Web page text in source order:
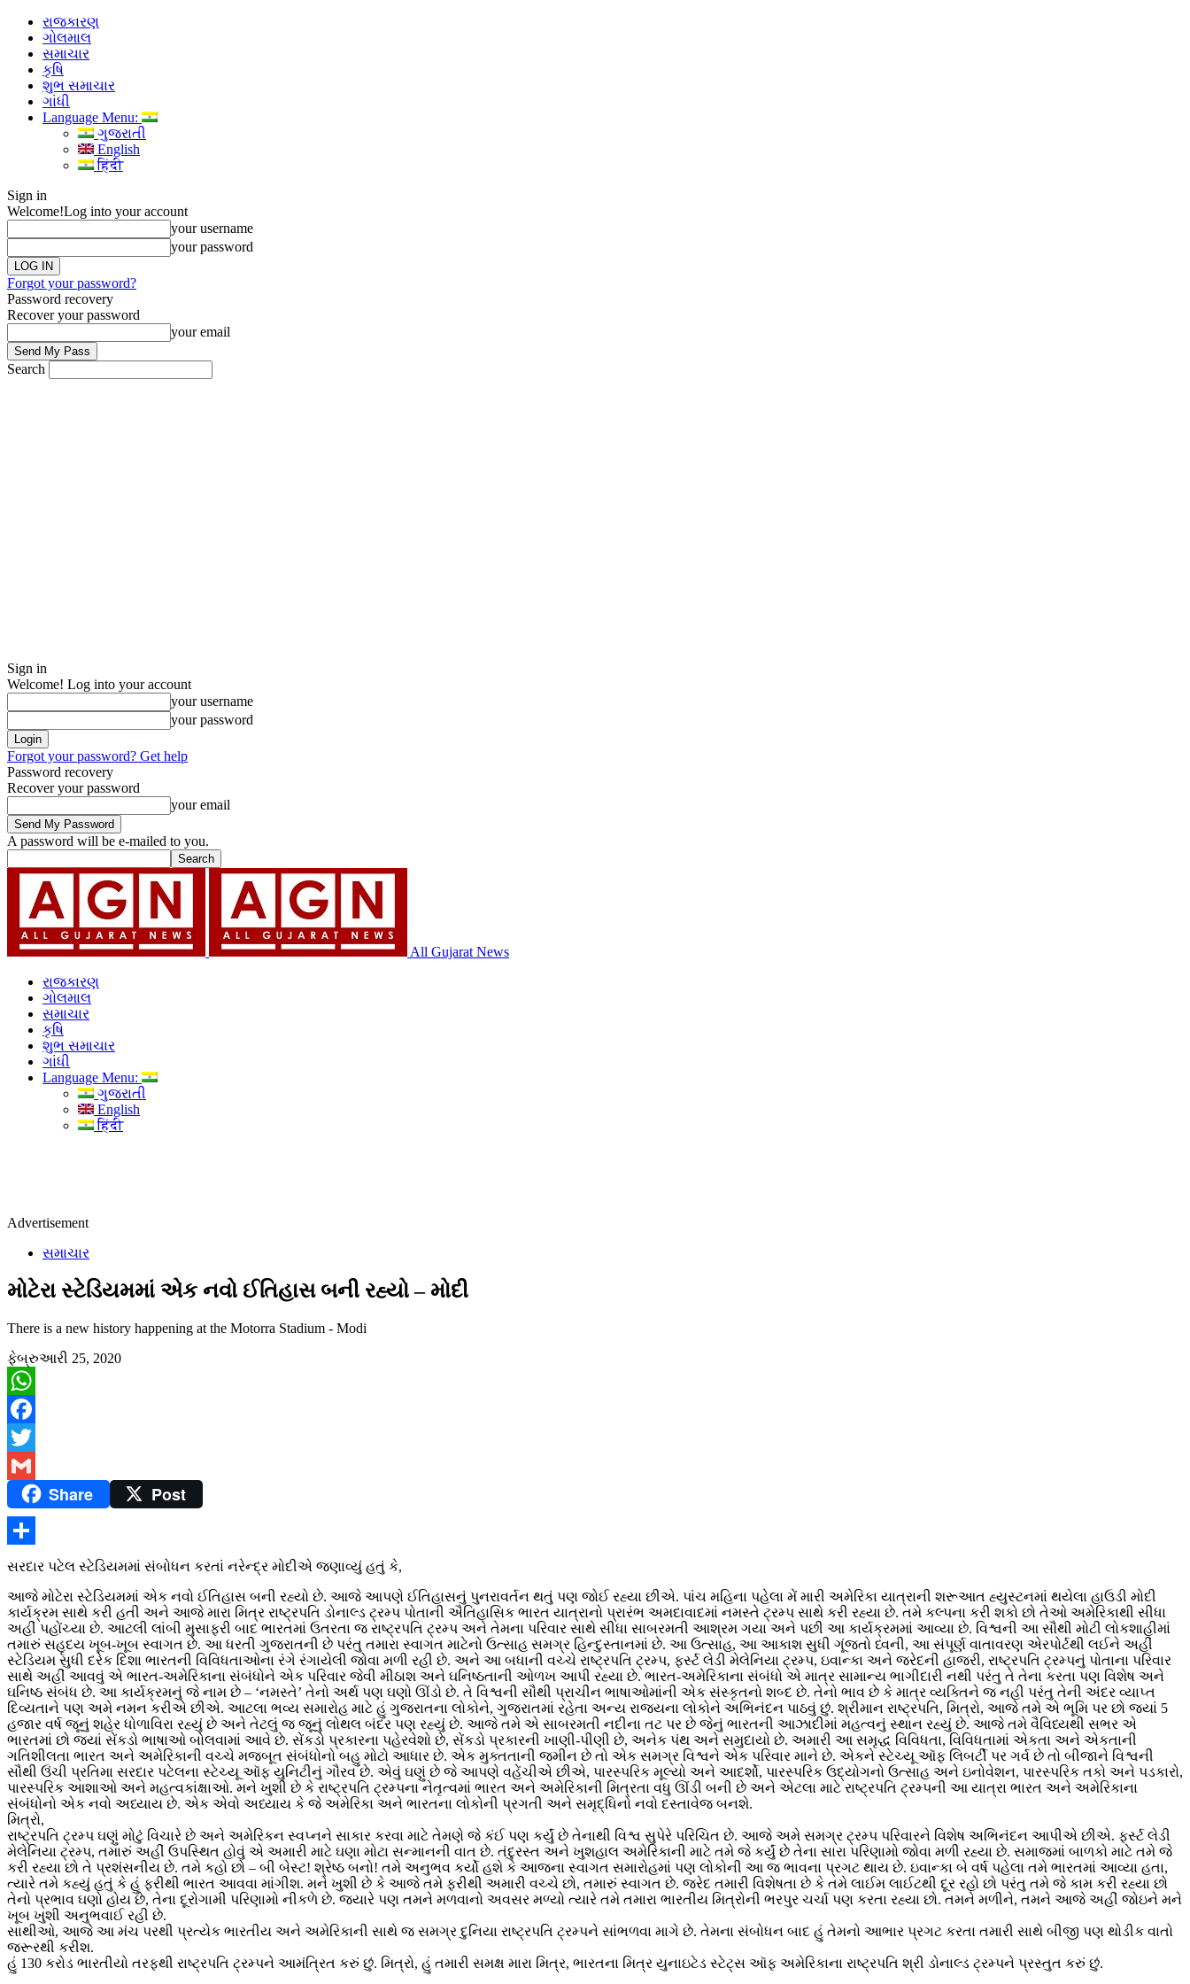
રાજકારણ
ગોલમાલ
સમાચાર
કૃષિ
શુભ સમાચાર
ગાંધી
Language Menu:
ગુજરાતી
English
हिंदी
Sign in
Welcome!Log into your account
your username
your password
Forgot your password?
Password recovery
Recover your password
your email
Search
Sign in
Welcome! Log into your account
your username
your password
Forgot your password? Get help
Password recovery
Recover your password
your email
A password will be e-mailed to you.
All Gujarat News
રાજકારણ
ગોલમાલ
સમાચાર
કૃષિ
શુભ સમાચાર
ગાંધી
Language Menu:
ગુજરાતી
English
हिंदी
Advertisement
સમાચાર
મોટેરા સ્ટેડિયમમાં એક નવો ઈતિહાસ બની રહ્યો – મોદી
There is a new history happening at the Motorra Stadium - Modi
ફેબ્રુઆરી 25, 2020
WhatsApp
Facebook
Twitter
Gmail Share Post
Share
સરદાર પટેલ સ્ટેડિયમમાં સંબોધન કરતાં નરેન્દ્ર મોદીએ જણાવ્યું હતું કે,
આજે મોટેરા સ્ટેડિયમમાં એક નવો ઈતિહાસ બની રહ્યો છે. આજે આપણે ઈતિહાસનું પુનરાવર્તન થતું પણ જોઈ રહ્યા છીએ. પાંચ મહિના પહેલા મેં મારી અમેરિકા યાત્રાની શરૂઆત હ્યુસ્ટનમાં થયેલા હાઉડી મોદી
કાર્યક્રમ સાથે કરી હતી અને આજે મારા મિત્ર રાષ્ટ્રપતિ ડોનાલ્ડ ટ્રમ્પ પોતાની ઐતિહાસિક ભારત યાત્રાનો પ્રારંભ અમદાવાદમાં નમસ્તે ટ્રમ્પ સાથે કરી રહ્યા છે. તમે કલ્પના કરી શકો છો તેઓ અમેરિકાથી સીધા
અહીં પહોંચ્યા છે. આટલી લાંબી મુસાફરી બાદ ભારતમાં ઉતરતા જ રાષ્ટ્રપતિ ટ્રમ્પ અને તેમના પરિવાર સાથે સીધા સાબરમતી આશ્રમ ગયા અને પછી આ કાર્યક્રમમાં આવ્યા છે. વિશ્વની આ સૌથી મોટી લોકશાહીમાં
તમારું સહૃદય ખૂબ-ખૂબ સ્વાગત છે. આ ધરતી ગુજરાતની છે પરંતુ તમારા સ્વાગત માટેનો ઉત્સાહ સમગ્ર હિન્દુસ્તાનમાં છે. આ ઉત્સાહ, આ આકાશ સુધી ગૂંજતો ધ્વની, આ સંપૂર્ણ વાતાવરણ એરપોર્ટથી લઈને અહીં
સ્ટેડિયમ સુધી દરેક દિશા ભારતની વિવિધતાઓના રંગે રંગાયેલી જોવા મળી રહી છે. અને આ બધાની વચ્ચે રાષ્ટ્રપતિ ટ્રમ્પ, ફર્સ્ટ લેડી મેલેનિયા ટ્રમ્પ, ઇવાન્કા અને જરેદની હાજરી, રાષ્ટ્રપતિ ટ્રમ્પનું પોતાના પરિવાર
સાથે અહીં આવવું એ ભારત-અમેરિકાના સંબંધોને એક પરિવાર જેવી મીઠાશ અને ઘનિષ્ઠતાની ઓળખ આપી રહ્યા છે. ભારત-અમેરિકાના સંબંધો એ માત્ર સામાન્ય ભાગીદારી નથી પરંતુ તે તેના કરતા પણ વિશેષ અને
ઘનિષ્ઠ સંબંધ છે. આ કાર્યક્રમનું જે નામ છે – ‘નમસ્તે’ તેનો અર્થ પણ ઘણો ઊંડો છે. તે વિશ્વની સૌથી પ્રાચીન ભાષાઓમાંની એક સંસ્કૃતનો શબ્દ છે. તેનો ભાવ છે કે માત્ર વ્યક્તિને જ નહી પરંતુ તેની અંદર વ્યાપ્ત
દિવ્યતાને પણ અમે નમન કરીએ છીએ. આટલા ભવ્ય સમારોહ માટે હું ગુજરાતના લોકોને, ગુજરાતમાં રહેતા અન્ય રાજ્યના લોકોને અભિનંદન પાઠવું છું. શ્રીમાન રાષ્ટ્રપતિ, મિત્રો, આજે તમે એ ભૂમિ પર છો જ્યાં 5
હજાર વર્ષ જૂનું શહેર ધોળાવિરા રહ્યું છે અને તેટલું જ જૂનું લોથલ બંદર પણ રહ્યું છે. આજે તમે એ સાબરમતી નદીના તટ પર છે જેનું ભારતની આઝાદીમાં મહત્વનું સ્થાન રહ્યું છે. આજે તમે વૈવિધ્યથી સભર એ
ભારતમાં છો જ્યાં સેંકડો ભાષાઓ બોલવામાં આવે છે. સેંકડો પ્રકારના પહેરવેશો છે, સેંકડો પ્રકારની ખાણી-પીણી છે, અનેક પંથ અને સમુદાયો છે. અમારી આ સમૃદ્ધ વિવિધતા, વિવિધતામાં એકતા અને એકતાની
ગતિશીલતા ભારત અને અમેરિકાની વચ્ચે મજબૂત સંબંધોનો બહુ મોટો આધાર છે. એક મુક્તતાની જમીન છે તો એક સમગ્ર વિશ્વને એક પરિવાર માને છે. એકને સ્ટેચ્યૂ ઑફ લિબર્ટી પર ગર્વ છે તો બીજાને વિશ્વની
સૌથી ઉંચી પ્રતિમા સરદાર પટેલના સ્ટેચ્યૂ ઑફ યુનિટીનું ગૌરવ છે. એવું ઘણું છે જે આપણે વહેંચીએ છીએ, પારસ્પરિક મૂલ્યો અને આદર્શો, પારસ્પરિક ઉદ્યોગનો ઉત્સાહ અને ઇનોવેશન, પારસ્પરિક તકો અને પડકારો,
પારસ્પરિક આશાઓ અને મહત્વકાંક્ષાઓ. મને ખુશી છે કે રાષ્ટ્રપતિ ટ્રમ્પના નેતૃત્વમાં ભારત અને અમેરિકાની મિત્રતા વધુ ઊંડી બની છે અને એટલા માટે રાષ્ટ્રપતિ ટ્રમ્પની આ યાત્રા ભારત અને અમેરિકાના
સંબંધોનો એક નવો અધ્યાય છે. એક એવો અધ્યાય કે જે અમેરિકા અને ભારતના લોકોની પ્રગતી અને સમૃદ્ધિનો નવો દસ્તાવેજ બનશે.
મિત્રો,
રાષ્ટ્રપતિ ટ્રમ્પ ઘણું મોટું વિચારે છે અને અમેરિકન સ્વપ્નને સાકાર કરવા માટે તેમણે જે કંઈ પણ કર્યું છે તેનાથી વિશ્વ સુપેરે પરિચિત છે. આજે અમે સમગ્ર ટ્રમ્પ પરિવારને વિશેષ અભિનંદન આપીએ છીએ. ફર્સ્ટ લેડી
મેલેનિયા ટ્રમ્પ, તમારું અહીં ઉપસ્થિત હોવું એ અમારી માટે ઘણા મોટા સન્માનની વાત છે. તંદુરસ્ત અને ખુશહાલ અમેરિકાની માટે તમે જે કર્યું છે તેના સારા પરિણામો જોવા મળી રહ્યા છે. સમાજમાં બાળકો માટે તમે જે
કરી રહ્યા છો તે પ્રશંસનીય છે. તમે કહો છો – બી બેસ્ટ! શ્રેષ્ઠ બનો! તમે અનુભવ કર્યો હશે કે આજના સ્વાગત સમારોહમાં પણ લોકોની આ જ ભાવના પ્રગટ થાય છે. ઇવાન્કા બે વર્ષ પહેલા તમે ભારતમાં આવ્યા હતા,
ત્યારે તમે કહ્યું હતું કે હું ફરીથી ભારત આવવા માંગીશ. મને ખુશી છે કે આજે તમે ફરીથી અમારી વચ્ચે છો, તમારું સ્વાગત છે. જરેદ તમારી વિશેષતા છે કે તમે લાઈમ લાઈટથી દૂર રહો છો પરંતુ તમે જે કામ કરી રહ્યા છો
તેનો પ્રભાવ ઘણો હોય છે, તેના દૂરોગામી પરિણામો નીકળે છે. જ્યારે પણ તમને મળવાનો અવસર મળ્યો ત્યારે તમે તમારા ભારતીય મિત્રોની ભરપુર ચર્ચા પણ કરતા રહ્યા છો. તમને મળીને, તમને આજે અહીં જોઇને મને
ખૂબ ખુશી અનુભવાઈ રહી છે.
સાથીઓ, આજે આ મંચ પરથી પ્રત્યેક ભારતીય અને અમેરિકાની સાથે જ સમગ્ર દુનિયા રાષ્ટ્રપતિ ટ્રમ્પને સાંભળવા માગે છે. તેમના સંબોધન બાદ હું તેમનો આભાર પ્રગટ કરતા તમારી સાથે બીજી પણ થોડીક વાતો
જરૂરથી કરીશ.
હું 130 કરોડ ભારતીયો તરફથી રાષ્ટ્રપતિ ટ્રમ્પને આમંત્રિત કરું છું. મિત્રો, હું તમારી સમક્ષ મારા મિત્ર, ભારતના મિત્ર યુનાઇટેડ સ્ટેટ્સ ઑફ અમેરિકાના રાષ્ટ્રપતિ શ્રી ડોનાલ્ડ ટ્રમ્પને પ્રસ્તુત કરું છું.